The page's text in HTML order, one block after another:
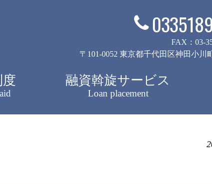
FAX：03-
〒101-0052 東京都千代田区神田小川
融資斡旋サービス
Loan placement